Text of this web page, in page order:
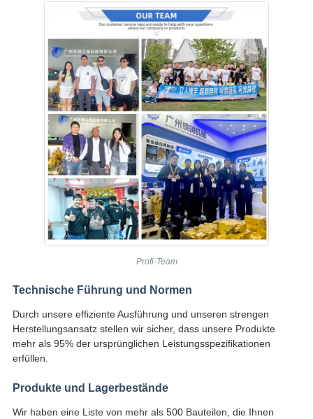
Profi-Team
Technische Führung und Normen
Durch unsere effiziente Ausführung und unseren strengen
Herstellungsansatz stellen wir sicher, dass unsere Produkte
mehr als 95% der ursprünglichen Leistungsspezifikationen
erfüllen.
Produkte und Lagerbestände
Wir haben eine Liste von mehr als 500 Bauteilen, die Ihnen